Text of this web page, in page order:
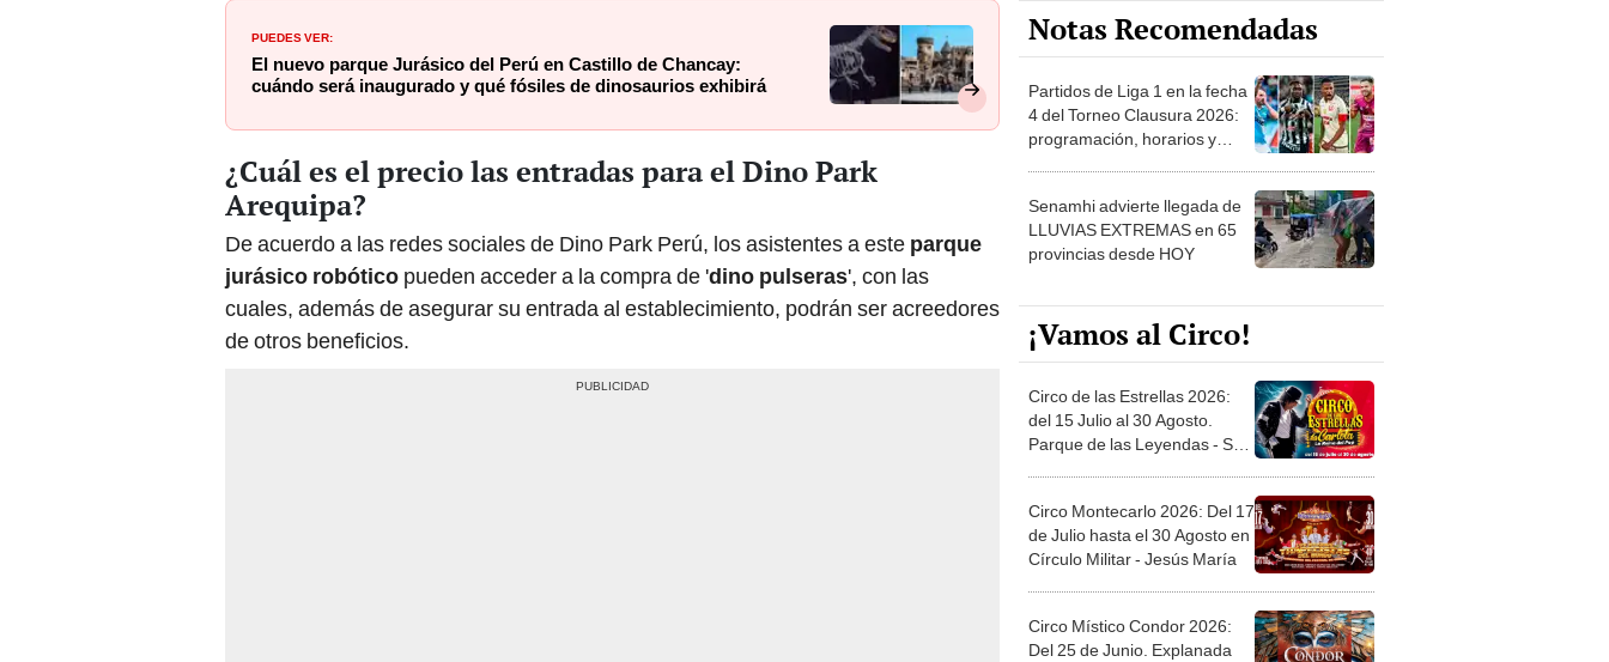
PUEDES VER:
El nuevo parque Jurásico del Perú en Castillo de Chancay:
cuándo será inaugurado y qué fósiles de dinosaurios exhibirá
¿Cuál es el precio las entradas para el Dino Park
Arequipa?
De acuerdo a las redes sociales de Dino Park Perú, los asistentes a este parque
jurásico robótico pueden acceder a la compra de 'dino pulseras', con las
cuales, además de asegurar su entrada al establecimiento, podrán ser acreedores
de otros beneficios.
Notas Recomendadas
Partidos de Liga 1 en la fecha
4 del Torneo Clausura 2026:
programación, horarios y
Senamhi advierte llegada de
LLUVIAS EXTREMAS en 65
provincias desde HOY
¡Vamos al Circo!
Circo de las Estrellas 2026:
del 15 Julio al 30 Agosto.
Parque de las Leyendas - San
Circo Montecarlo 2026: Del 17
de Julio hasta el 30 Agosto en
Círculo Militar - Jesús María
Circo Místico Condor 2026:
Del 25 de Junio. Explanada